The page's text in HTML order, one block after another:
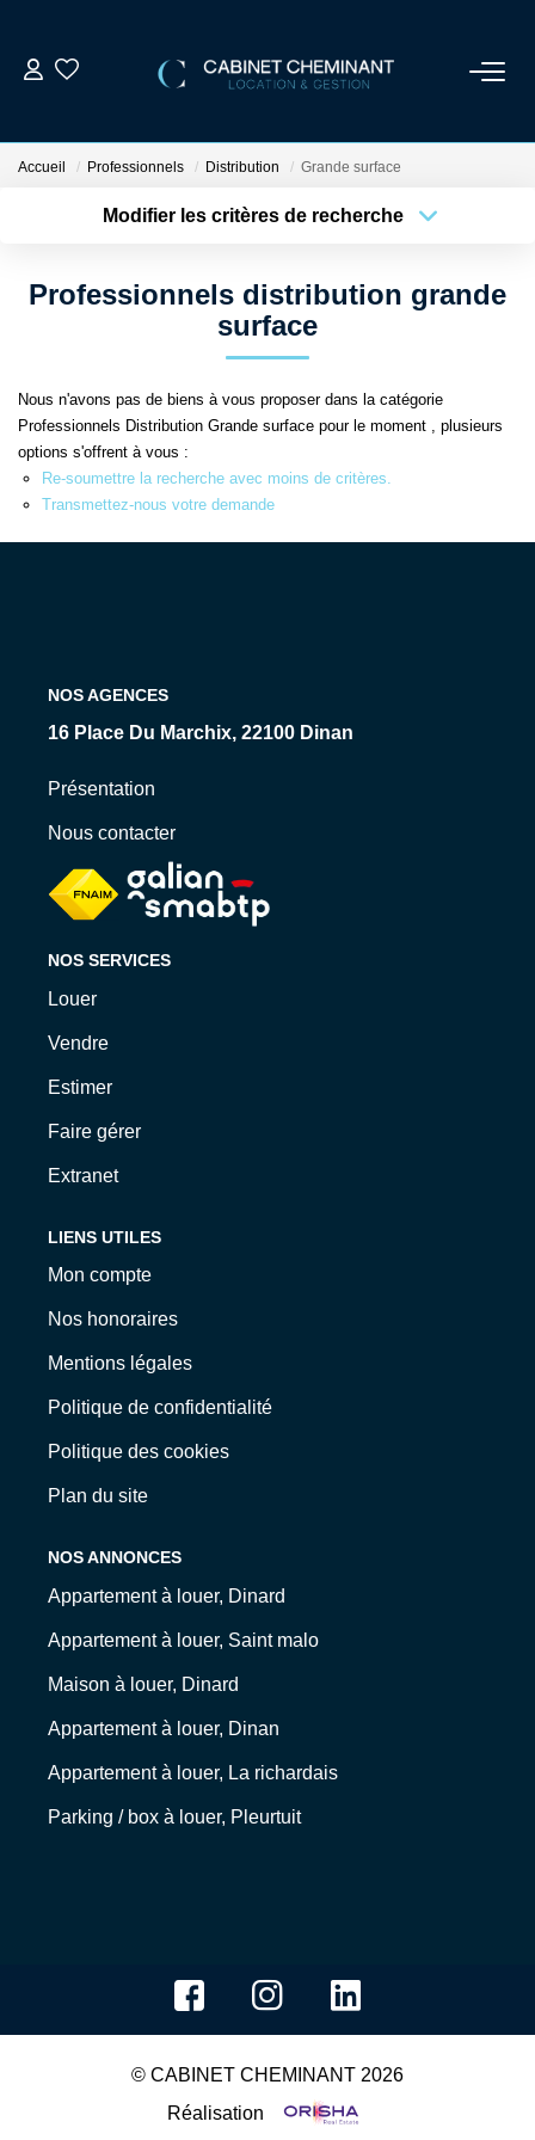
ESTIMER
GESTION LOCATIVE
NOS AGENCES
Accueil Professionnels Distribution Grande surface
Modifier les critères de recherche
Professionnels distribution grande
surface
Nous n'avons pas de biens à vous proposer dans la catégorie
Professionnels Distribution Grande surface pour le moment , plusieurs
options s'offrent à vous :
Re-soumettre la recherche avec moins de critères.
Transmettez-nous votre demande
NOS AGENCES
16 Place Du Marchix, 22100 Dinan
Présentation
Nous contacter
NOS SERVICES
Louer
Vendre
Estimer
Faire gérer
Extranet
LIENS UTILES
Mon compte
Nos honoraires
Mentions légales
Politique de confidentialité
Politique des cookies
Plan du site
NOS ANNONCES
Appartement à louer, Dinard
Appartement à louer, Saint malo
Maison à louer, Dinard
Appartement à louer, Dinan
Appartement à louer, La richardais
Parking / box à louer, Pleurtuit
© CABINET CHEMINANT 2026
Réalisation